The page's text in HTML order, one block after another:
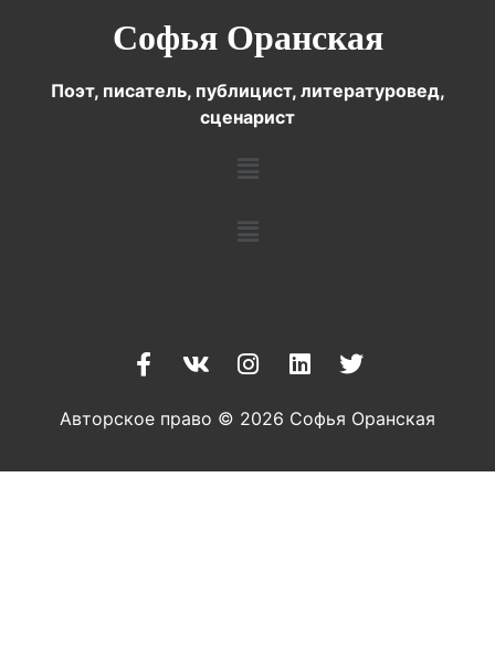
Софья Оранская
Поэт, писатель, публицист, литературовед,
сценарист
Авторское право © 2026 Софья Оранская